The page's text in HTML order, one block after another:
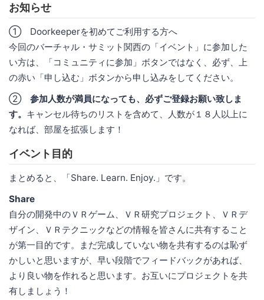
お知らせ
① Doorkeeperを初めてご利用する方へ
今回のバーチャル・サミット関西の「イベント」に参加した
い方は、「コミュニティに参加」ボタンではなく、必ず、上
の赤い「申し込む」ボタンから申し込みをしてください。
② 参加人数が満員になっても、必ずご登録お願い致しま
す。 キャンセル待ちのリストを含めて、人数が１８人以上に
なれば、部屋を拡張します！
イベント目的
まとめると、「Share. Learn. Enjoy.」です。
Share
自分の開発中のＶＲゲーム、ＶＲ研究プロジェクト、ＶＲデ
ザイン、ＶＲテクニックなどの情報を皆さんに共有すること
が第一目的です。まだ完成していない物を共有するのは恥ず
かしいと思いますが、早い段階でフィードバックがあれば、
より良い物を作れると思います。お互いにプロジェクトを共
有しましょう！